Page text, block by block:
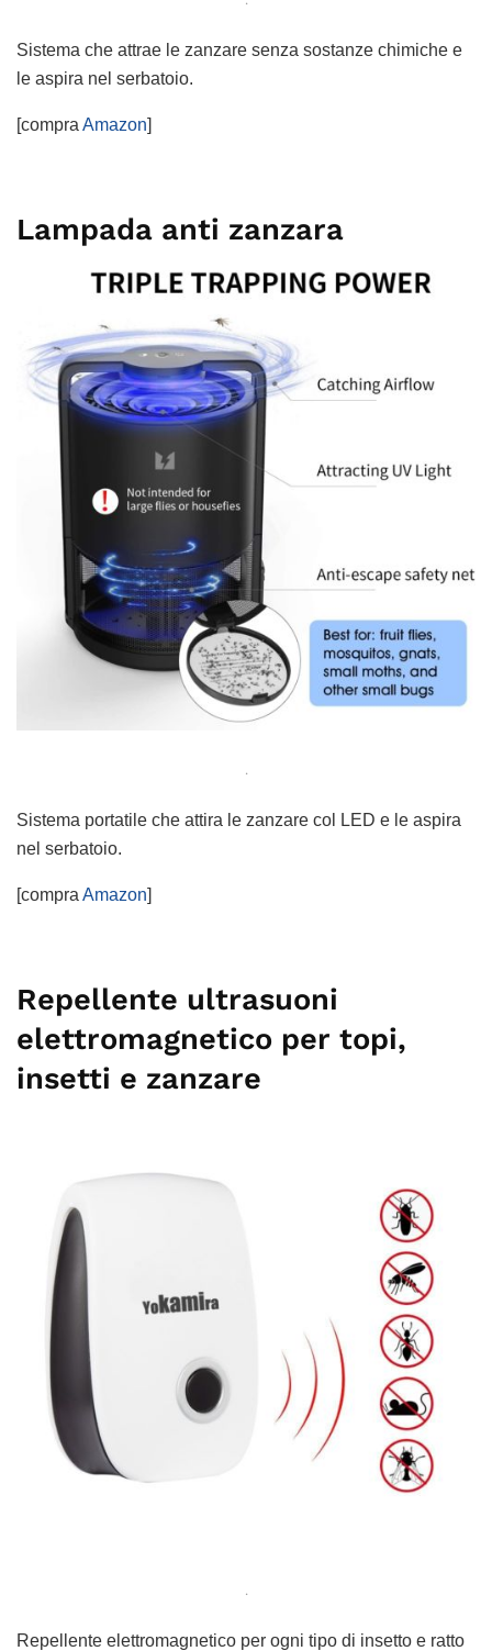
Sistema che attrae le zanzare senza sostanze chimiche e
le aspira nel serbatoio.
[compra Amazon]
Lampada anti zanzara
.
Sistema portatile che attira le zanzare col LED e le aspira
nel serbatoio.
[compra Amazon]
Repellente ultrasuoni
elettromagnetico per topi,
insetti e zanzare
.
Repellente elettromagnetico per ogni tipo di insetto e ratto